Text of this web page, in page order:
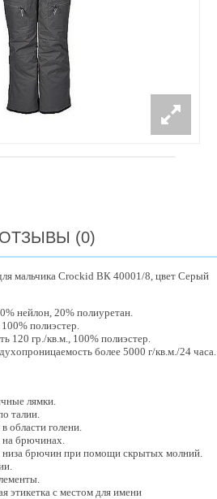
ОТЗЫВЫ (0)
мальчика Crockid ВК 40001/8, цвет Серый
нейлон, 20% полиуретан.
полиэстер.
120 гр./кв.м., 100% полиэстер.
более 5000 г/кв.м./24 часа.
лямки.
талии.
области голени.
на брючинах.
низа брючин при помощи скрытых молний.
этикетка с местом для имени